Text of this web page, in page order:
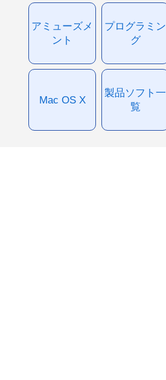
アミューズメ
ント
プログラミン
グ
Mac OS X
製品ソフト一
覧